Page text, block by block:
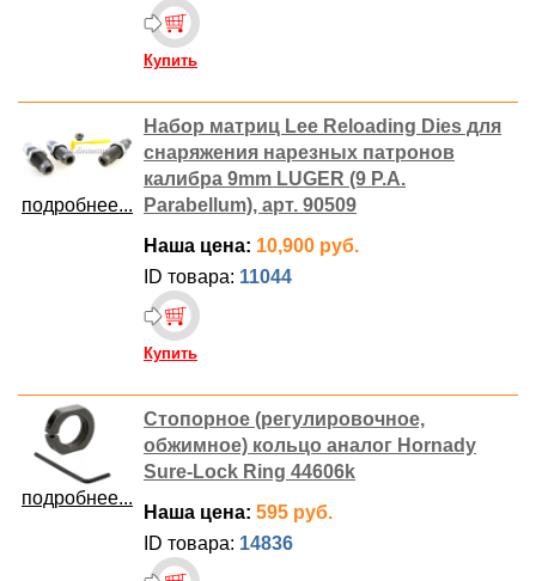
Купить
подробнее...
Набор матриц Lee Reloading Dies для
снаряжения нарезных патронов
калибра 9mm LUGER (9 P.A.
Parabellum), арт. 90509
Наша цена: 10,900 руб.
ID товара: 11044
Купить
подробнее...
Стопорное (регулировочное,
обжимное) кольцо аналог Hornady
Sure-Lock Ring 44606k
Наша цена: 595 руб.
ID товара: 14836